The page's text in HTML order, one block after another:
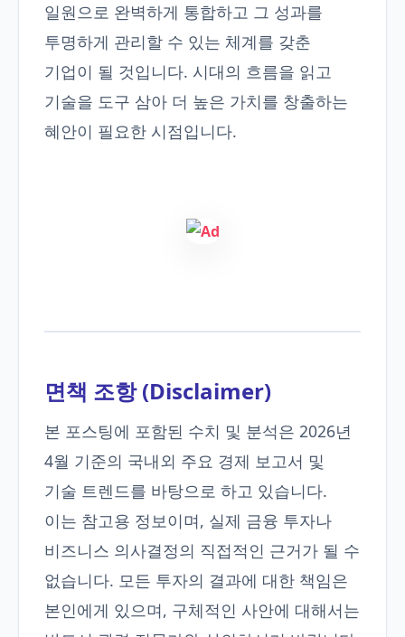
일원으로 완벽하게 통합하고 그 성과를
투명하게 관리할 수 있는 체계를 갖춘
기업이 될 것입니다. 시대의 흐름을 읽고
기술을 도구 삼아 더 높은 가치를 창출하는
혜안이 필요한 시점입니다.
면책 조항 (Disclaimer)
본 포스팅에 포함된 수치 및 분석은 2026년
4월 기준의 국내외 주요 경제 보고서 및
기술 트렌드를 바탕으로 하고 있습니다.
이는 참고용 정보이며, 실제 금융 투자나
비즈니스 의사결정의 직접적인 근거가 될 수
없습니다. 모든 투자의 결과에 대한 책임은
본인에게 있으며, 구체적인 사안에 대해서는